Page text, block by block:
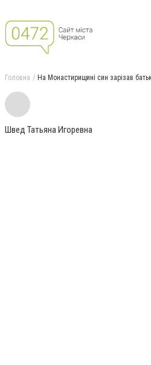
Головна На Монастирищині син зарізав
Швед Татьяна Игоревна